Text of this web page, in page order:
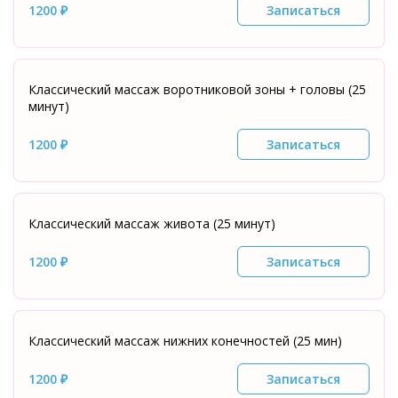
1200 ₽ Записаться
Классический массаж воротниковой зоны + головы (25
минут)
1200 ₽ Записаться
Классический массаж живота (25 минут)
1200 ₽ Записаться
Классический массаж нижних конечностей (25 мин)
1200 ₽ Записаться